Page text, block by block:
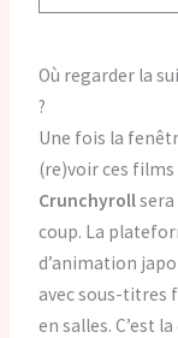
Où regarder la
?
Une fois la
(re)voir ces films
Crunchyroll
coup. La
d’animation
avec sous-titres
en salles. C’est